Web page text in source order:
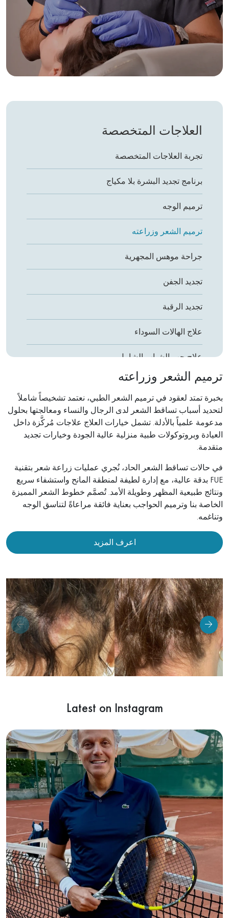
العلاجات المتخصصة
تجربة العلاجات المتخصصة
برنامج تجديد البشرة بلا مكياج
ترميم الوجه
ترميم الشعر وزراعته
جراحة موهس المجهرية
تجديد الجفن
تجديد الرقبة
علاج الهالات السوداء
علاج حب الشباب الشامل
البوتوكس (توكسين البوتولينوم)
مواد التعبئة (Fillers)
إعادة تشكيل الأنف غير الجراحي
شدّ جلد الجسم
علاج السيلوليت
إزالة الوحمات
علاج الندوب وإزالتها
علاج البقع الداكنة والكلف
العلاج الديناميكي الضوئي (PDT)
ترميم الشعر وزراعته
بخبرة تمتد لعقود في ترميم الشعر الطبي، نعتمد تشخيصاً شاملاً
لتحديد أسباب تساقط الشعر لدى الرجال والنساء ومعالجتها بحلول
مدعومة علمياً بالأدلة. تشمل خيارات العلاج علاجات مُركَّزة داخل
العيادة وبروتوكولات طبية منزلية عالية الجودة وخيارات تجديد
متقدمة.
في حالات تساقط الشعر الحاد، نُجري عمليات زراعة شعر بتقنية
FUE بدقة عالية، مع إدارة لطيفة لمنطقة المانح واستشفاء سريع
ونتائج طبيعية المظهر وطويلة الأمد. تُصمَّم خطوط الشعر المميزة
الخاصة بنا وترميم الحواجب بعناية فائقة مراعاةً لتناسق الوجه
وتناغمه.
اعرف المزيد
Latest on Instagram